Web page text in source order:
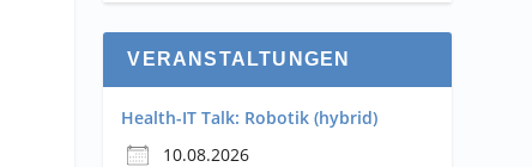
VERANSTALTUNGEN
Health-IT Talk: Robotik (hybrid)
10.08.2026